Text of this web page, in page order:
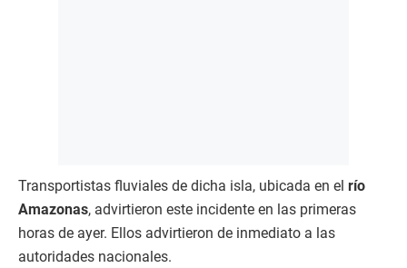
Transportistas fluviales de dicha isla, ubicada en el río
Amazonas, advirtieron este incidente en las primeras
horas de ayer. Ellos advirtieron de inmediato a las
autoridades nacionales.